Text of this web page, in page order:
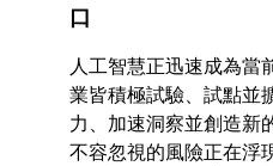
口
人工智慧正迅速成為當
業皆積極試驗、試點並
力、加速洞察並創造新
不容忽視的風險正在浮